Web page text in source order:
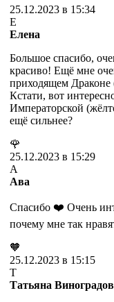
25.12.2023 в 15:34
Е
Елена
Большое спасибо,
красиво! Ещё мне
приходящем Драконе
Кстати, вот
Императорской
ещё сильнее?
🌹
25.12.2023 в 15:29
А
Ава
Спасибо ❤️ Очень
почему мне так
🧡
25.12.2023 в 15:15
Т
Татьяна